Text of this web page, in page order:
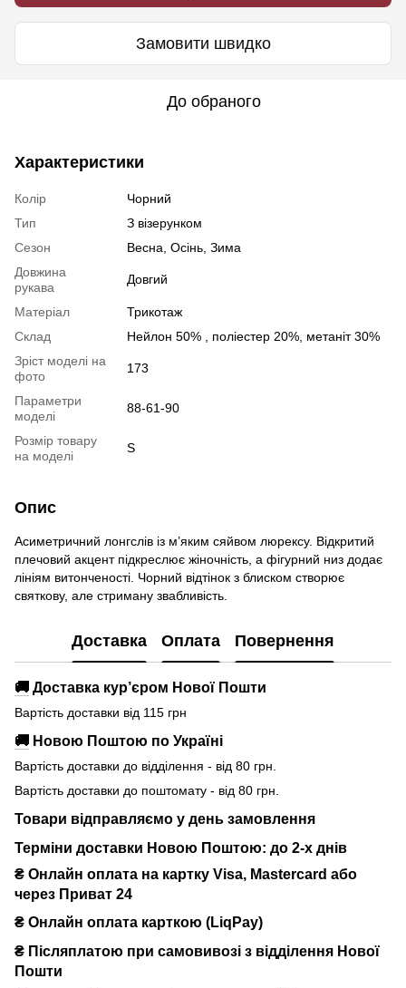
Замовити швидко
До обраного
Характеристики
Колір
Чорний
Тип
З візерунком
Сезон
Весна, Осінь, Зима
Довжина
рукава
Довгий
Матеріал
Трикотаж
Склад
Нейлон 50% , поліестер 20%, метаніт 30%
Зріст моделі на
фото
173
Параметри
моделі
88-61-90
Розмір товару
на моделі
S
Опис
Асиметричний лонгслів із м’яким сяйвом люрексу. Відкритий
плечовий акцент підкреслює жіночність, а фігурний низ додає
лініям витонченості. Чорний відтінок з блиском створює
святкову, але стриману звабливість.
Доставка Оплата Повернення
🚚 Доставка кур’єром Нової Пошти
Вартість доставки від 115 грн
🚚 Новою Поштою по Україні
Вартість доставки до відділення - від 80 грн.
Вартість доставки до поштомату - від 80 грн.
Товари відправляємо у день замовлення
Терміни доставки Новою Поштою: до 2-х днів
₴ Онлайн оплата на картку Visa, Mastercard або
через Приват 24
₴ Онлайн оплата карткою (LiqPay)
₴ Післяплатою при самовивозі з відділення Нової
Пошти